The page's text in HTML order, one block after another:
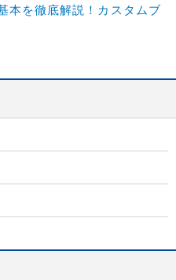
本を徹底解説！カスタムブ